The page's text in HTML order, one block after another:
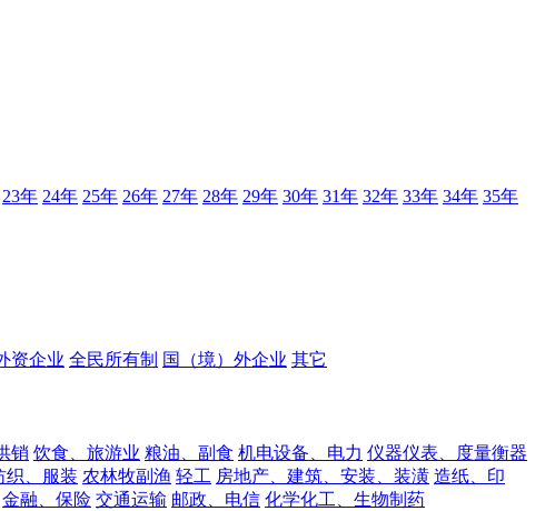
23年 24年 25年 26年 27年 28年 29年 30年 31年 32年 33年 34年 35年
资企业 全民所有制 国（境）外企业 其它
销 饮食、旅游业 粮油、副食 机电设备、电力 仪器仪表、度量衡器
织、服装 农林牧副渔 轻工 房地产、建筑、安装、装潢 造纸、印
金融、保险 交通运输 邮政、电信 化学化工、生物制药